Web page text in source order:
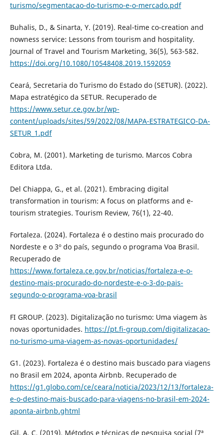
turismo/segmentacao-do-turismo-e-o-mercado.pdf
Buhalis, D., & Sinarta, Y. (2019). Real-time co-creation and
nowness service: Lessons from tourism and hospitality.
Journal of Travel and Tourism Marketing, 36(5), 563-582.
https://doi.org/10.1080/10548408.2019.1592059
Ceará, Secretaria do Turismo do Estado do (SETUR). (2022).
Mapa estratégico da SETUR. Recuperado de
https://www.setur.ce.gov.br/wp-
content/uploads/sites/59/2022/08/MAPA-ESTRATEGICO-DA-
SETUR_1.pdf
Cobra, M. (2001). Marketing de turismo. Marcos Cobra
Editora Ltda.
Del Chiappa, G., et al. (2021). Embracing digital
transformation in tourism: A focus on platforms and e-
tourism strategies. Tourism Review, 76(1), 22-40.
Fortaleza. (2024). Fortaleza é o destino mais procurado do
Nordeste e o 3º do país, segundo o programa Voa Brasil.
Recuperado de
https://www.fortaleza.ce.gov.br/noticias/fortaleza-e-o-
destino-mais-procurado-do-nordeste-e-o-3-do-pais-
segundo-o-programa-voa-brasil
FI GROUP. (2023). Digitalização no turismo: Uma viagem às
novas oportunidades. https://pt.fi-group.com/digitalizacao-
no-turismo-uma-viagem-as-novas-oportunidades/
G1. (2023). Fortaleza é o destino mais buscado para viagens
no Brasil em 2024, aponta Airbnb. Recuperado de
https://g1.globo.com/ce/ceara/noticia/2023/12/13/fortaleza-
e-o-destino-mais-buscado-para-viagens-no-brasil-em-2024-
aponta-airbnb.ghtml
Gil, A. C. (2019). Métodos e técnicas de pesquisa social (7ª